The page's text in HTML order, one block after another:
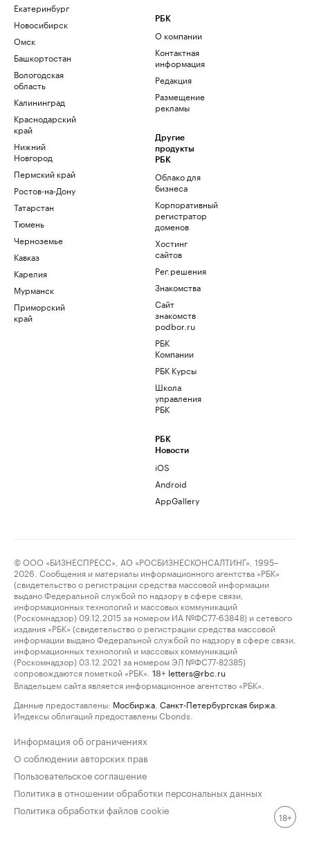
Екатеринбург
Новосибирск
Омск
Башкортостан
Вологодская
область
Калининград
Краснодарский
край
Нижний
Новгород
Пермский край
Ростов-на-Дону
Татарстан
Тюмень
Черноземье
Кавказ
Карелия
Мурманск
Приморский
край
РБК
О компании
Контактная
информация
Редакция
Размещение
рекламы
Другие
продукты
РБК
Облако для
бизнеса
Корпоративный
регистратор
доменов
Хостинг
сайтов
Рег.решения
Знакомства
Сайт
знакомств
podbor.ru
РБК
Компании
РБК Курсы
Школа
управления
РБК
РБК
Новости
iOS
Android
AppGallery
© ООО «БИЗНЕСПРЕСС», АО «РОСБИЗНЕСКОНСАЛТИНГ», 1995–
2026. Сообщения и материалы информационного агентства «РБК»
(свидетельство о регистрации средства массовой информации
выдано Федеральной службой по надзору в сфере связи,
информационных технологий и массовых коммуникаций
(Роскомнадзор) 09.12.2015 за номером ИА №ФС77-63848) и сетевого
издания «РБК» (свидетельство о регистрации средства массовой
информации выдано Федеральной службой по надзору в сфере связи,
информационных технологий и массовых коммуникаций
(Роскомнадзор) 03.12.2021 за номером ЭЛ №ФС77-82385)
сопровождаются пометкой «РБК».
18+ letters@rbc.ru
Владельцем сайта является информационное агентство «РБК».
Данные предоставлены: Мосбиржа Санкт-Петербургская биржа
Индексы облигаций предоставлены Cbonds.
Информация об ограничениях
О соблюдении авторских прав
Пользовательское соглашение
Политика в отношении обработки персональных данных
Политика обработки файлов cookie
18+